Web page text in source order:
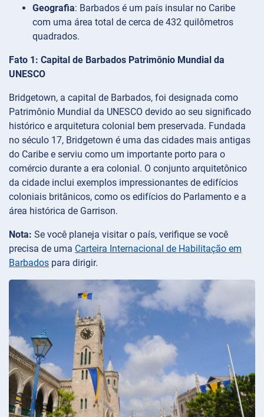
Geografia: Barbados é um país insular no Caribe
com uma área total de cerca de 432 quilômetros
quadrados.
Fato 1: Capital de Barbados Patrimônio Mundial da
UNESCO
Bridgetown, a capital de Barbados, foi designada como
Patrimônio Mundial da UNESCO devido ao seu significado
histórico e arquitetura colonial bem preservada. Fundada
no século 17, Bridgetown é uma das cidades mais antigas
do Caribe e serviu como um importante porto para o
comércio durante a era colonial. O conjunto arquitetônico
da cidade inclui exemplos impressionantes de edifícios
coloniais britânicos, como os edifícios do Parlamento e a
área histórica de Garrison.
Nota: Se você planeja visitar o país, verifique se você
precisa de uma Carteira Internacional de Habilitação em
Barbados para dirigir.